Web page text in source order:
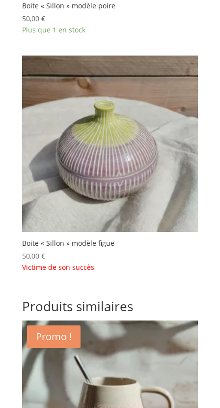
Boite « Sillon » modèle poire
50,00 €
Plus que 1 en stock
Boite « Sillon » modèle figue
50,00 €
Victime de son succès
Produits similaires
Promo !